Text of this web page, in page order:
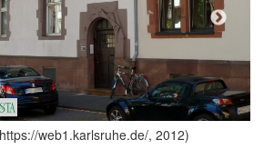
, 2012)